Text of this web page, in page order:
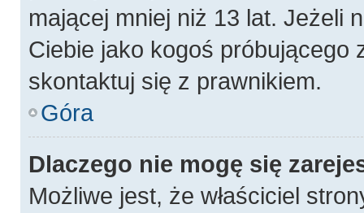
mającej mniej niż 13 lat. Jeżeli
Ciebie jako kogoś próbującego
skontaktuj się z prawnikiem.
Góra
Dlaczego nie mogę się
Możliwe jest, że właściciel